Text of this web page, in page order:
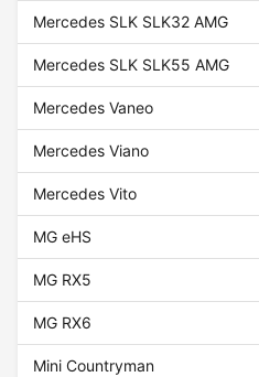
Mercedes SLK SLK32 AMG
Mercedes SLK SLK55 AMG
Mercedes Vaneo
Mercedes Viano
Mercedes Vito
MG eHS
MG RX5
MG RX6
Mini Countryman